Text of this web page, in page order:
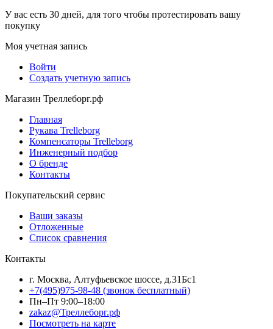
У вас есть 30 дней, для того чтобы протестировать вашу
покупку
Моя учетная запись
Войти
Создать учетную запись
Магазин Треллеборг.рф
Главная
Рукава Trelleborg
Компенсаторы Trelleborg
Инженерный подбор
О бренде
Контакты
Покупательский сервис
Ваши заказы
Отложенные
Список сравнения
Контакты
г. Москва, Алтуфьевское шоссе, д.31Бс1
+7(495)975-98-48 (звонок бесплатный)
Пн–Пт 9:00–18:00
zakaz@Треллеборг.рф
Посмотреть на карте